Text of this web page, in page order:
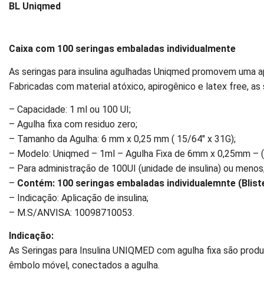
BL Uniqmed
Caixa com 100 seringas embaladas individualmente
As seringas para insulina agulhadas Uniqmed promovem
Fabricadas com material atóxico, apirogênico e latex free,
– Capacidade: 1 ml ou 100 UI;
– Agulha fixa com residuo zero;
– Tamanho da Agulha: 6 mm x 0,25 mm ( 15/64″ x 31G);
– Modelo: Uniqmed – 1ml – Agulha Fixa de 6mm x 0,25mm –
– Para administração de 100UI (unidade de insulina) ou
– Contém: 100 seringas embaladas individualemnte
– Indicação: Aplicação de insulina;
– M.S/ANVISA: 10098710053.
Indicação:
As Seringas para Insulina UNIQMED com agulha fixa são
êmbolo móvel, conectados a agulha.